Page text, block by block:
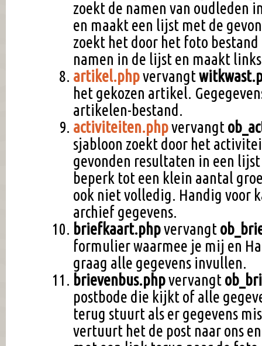
zoekt de namen van oudleden
en maakt een lijst met de
zoekt het door het foto
namen in de lijst en maakt
artikel.phpvervangt
het gekozen artikel.
artikelen-bestand.
activiteiten.phpvervangt
sjabloon zoekt door het
gevonden resultaten in een
beperk tot een klein aantal
ook niet volledig. Handig voor
archief gegevens.
briefkaart.phpvervangt
formulier waarmee je mij en
graag alle gegevens invullen.
brievenbus.phpvervangt
postbode die kijkt of alle
terug stuurt als er gegevens
vertuurt het de post naar ons